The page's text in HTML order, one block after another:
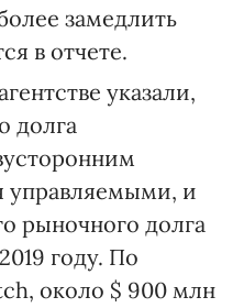
замедлить
в отчете.
указали,
долга
управляемыми, и
рыночного долга
году. По
около $ 900 млн